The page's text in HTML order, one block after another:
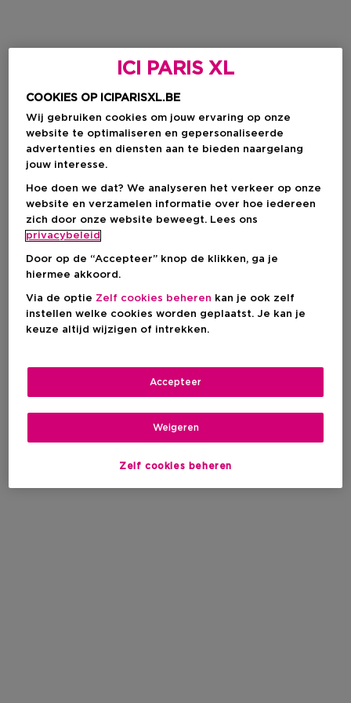
ICI PARIS XL
COOKIES OP ICIPARISXL.BE
Wij gebruiken cookies om jouw ervaring op onze
website te optimaliseren en gepersonaliseerde
advertenties en diensten aan te bieden naargelang
jouw interesse.
Hoe doen we dat? We analyseren het verkeer op onze
website en verzamelen informatie over hoe iedereen
zich door onze website beweegt. Lees ons
privacybeleid
Door op de “Accepteer” knop de klikken, ga je
hiermee akkoord.
Via de optie Zelf cookies beheren kan je ook zelf
instellen welke cookies worden geplaatst. Je kan je
keuze altijd wijzigen of intrekken.
Zelf cookies beheren
Weigeren
Accepteer